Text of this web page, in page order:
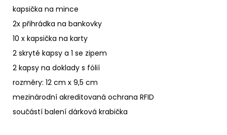
kapsička na mince
2x přihrádka na bankovky
10 x kapsička na karty
2 skryté kapsy a 1 se zipem
2 kapsy na doklady s fólií
rozměry: 12 cm x 9,5 cm
mezinárodní akreditovaná ochrana RFID
součástí balení dárková krabička
7
250
Kč